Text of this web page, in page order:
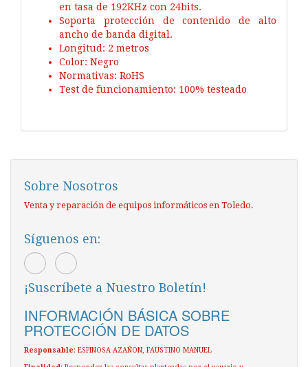
en tasa de 192KHz con 24bits.
Soporta protección de contenido de alto
ancho de banda digital.
Longitud: 2 metros
Color: Negro
Normativas: RoHS
Test de funcionamiento: 100% testeado
Sobre Nosotros
Venta y reparación de equipos informáticos en Toledo.
Síguenos en:
¡Suscríbete a Nuestro Boletín!
INFORMACIÓN BÁSICA SOBRE
PROTECCIÓN DE DATOS
Responsable: ESPINOSA AZAÑON, FAUSTINO MANUEL